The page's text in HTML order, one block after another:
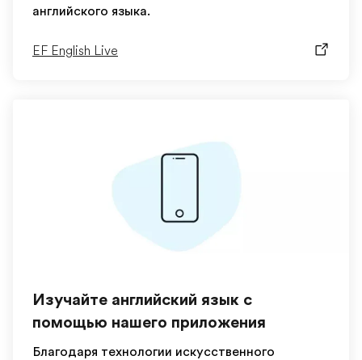
английского языка.
EF English Live
Изучайте английский язык с
помощью нашего приложения
Благодаря технологии искусственного